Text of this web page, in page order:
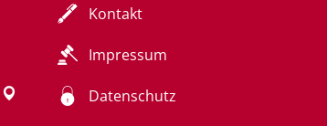
Kontakt
Impressum
Datenschutz